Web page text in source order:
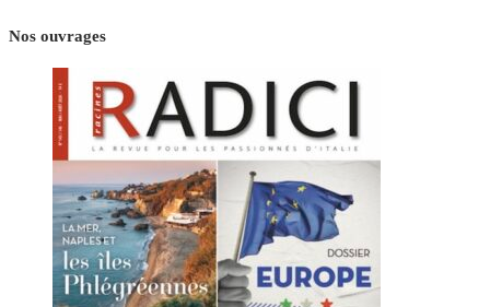
Nos ouvrages